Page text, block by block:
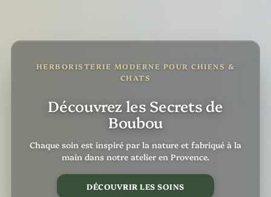
HERBORISTERIE MODERNE POUR CHIENS &
CHATS
Découvrez les Secrets de
Boubou
Chaque soin est inspiré par la nature et fabriqué à la
main dans notre atelier en Provence.
DÉCOUVRIR LES SOINS